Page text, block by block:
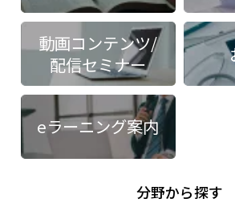
動画コンテンツ/
配信セミナー
eラーニング案内
分野から探す